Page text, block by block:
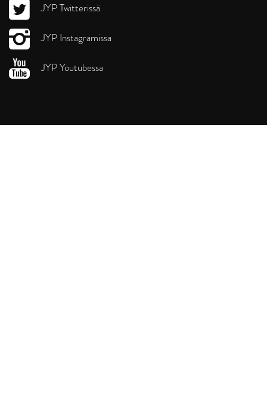
JYP Twitterissä
JYP Instagramissa
JYP Youtubessa